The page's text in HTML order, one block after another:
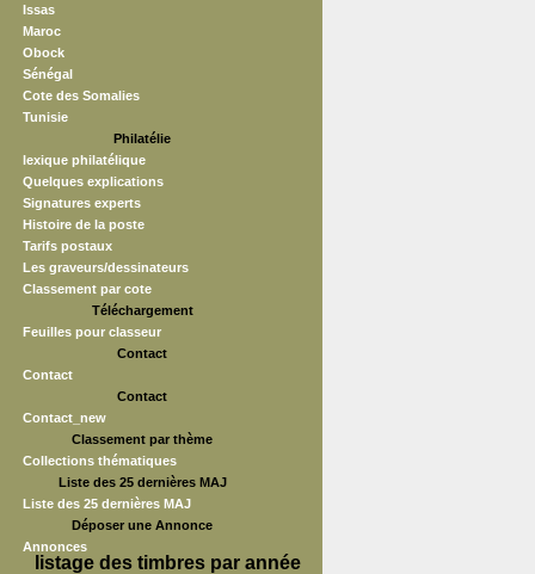
Issas
Maroc
Obock
Sénégal
Cote des Somalies
Tunisie
Philatélie
lexique philatélique
Quelques explications
Signatures experts
Histoire de la poste
Tarifs postaux
Les graveurs/dessinateurs
Classement par cote
Téléchargement
Feuilles pour classeur
Contact
Contact
Contact
Contact_new
Classement par thème
Collections thématiques
Liste des 25 dernières MAJ
Liste des 25 dernières MAJ
Déposer une Annonce
Annonces
listage des timbres par année